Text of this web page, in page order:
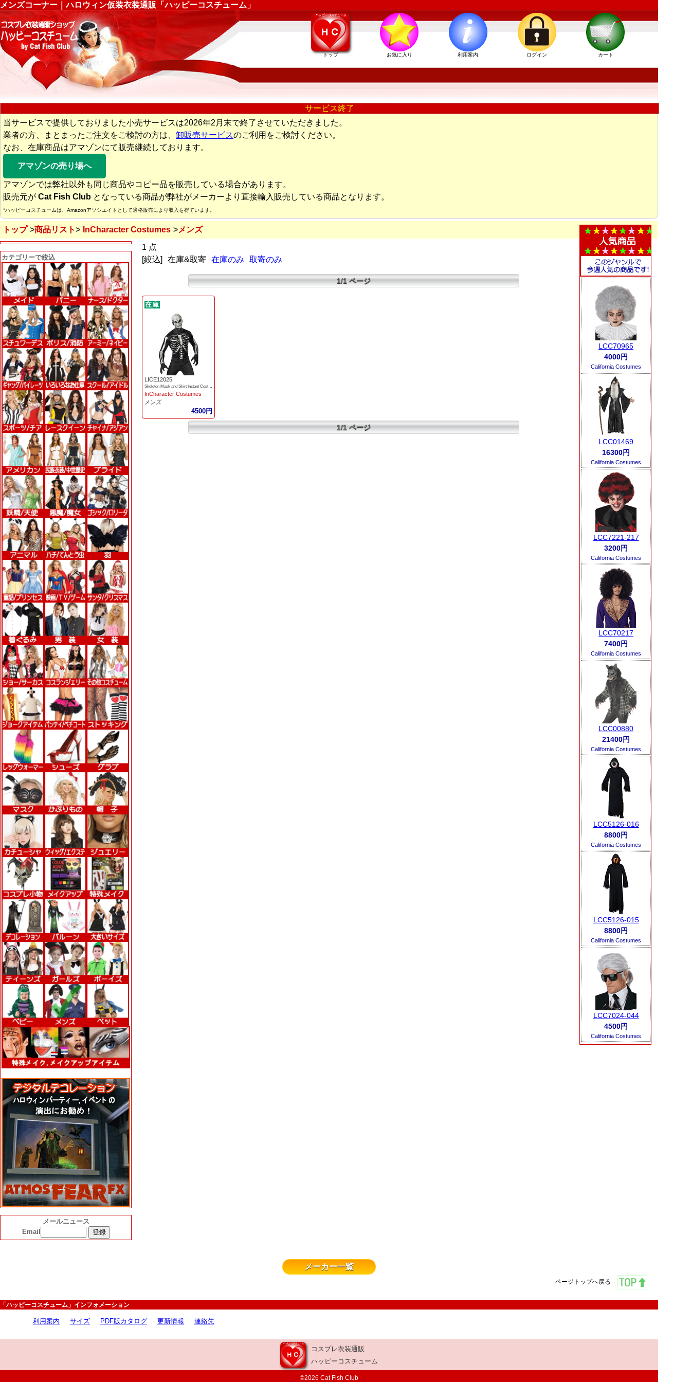
メンズコーナー｜ハロウィン仮装衣装通販「ハッピーコスチューム」
トップ お気に入り 利用案内 ログイン カート
サービス終了
当サービスで提供しておりました小売サービスは2026年2月末で終了させていただきました。
業者の方、まとまったご注文をご検討の方は、 卸販売サービスのご利用をご検討ください。
なお、在庫商品はアマゾンにて販売継続しております。
アマゾンの売り場へ
アマゾンでは弊社以外も同じ商品やコピー品を販売している場合があります。
販売元が Cat Fish Club となっている商品が弊社がメーカーより直接輸入販売している商品となります。
*ハッピーコスチュームは、Amazonアソシエイトとして適格販売により収入を得ています。
トップ 商品リスト InCharacter Costumes メンズ
カテゴリーで絞込
メールニュース
Email
1 点
[絞込]
在庫&取寄 在庫のみ 取寄のみ
1/1 ページ
LICE12025
Skeleton Mask and Shirt Instant Costume
InCharacter Costumes
メンズ
4500円
1/1 ページ
LCC70965
4000円
California Costumes
LCC01469
16300円
California Costumes
LCC7221-217
3200円
California Costumes
LCC70217
7400円
California Costumes
LCC00880
21400円
California Costumes
LCC5126-016
8800円
California Costumes
LCC5126-015
8800円
California Costumes
LCC7024-044
4500円
California Costumes
メーカー一覧
ページトップへ戻る
「ハッピーコスチューム」インフォメーション
利用案内 サイズ PDF版カタログ 更新情報 連絡先
コスプレ衣装通販
ハッピーコスチューム
©2026 Cat Fish Club